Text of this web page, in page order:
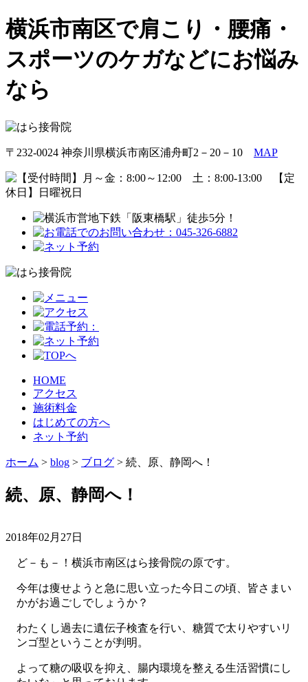
横浜市南区で肩こり・腰痛・
スポーツのケガなどにお悩み
なら
〒232-0024 神奈川県横浜市南区浦舟町2－20－10 MAP
HOME
アクセス
施術料金
はじめての方へ
ネット予約
ホーム > blog > ブログ > 続、原、静岡へ！
続、原、静岡へ！
2018年02月27日
ど－も－！横浜市南区はら接骨院の原です。
今年は痩せようと急に思い立った今日この頃、皆さまい
かがお過ごしでしょうか？
わたくし過去に遺伝子検査を行い、糖質で太りやすいリ
ンゴ型ということが判明。
よって糖の吸収を抑え、腸内環境を整える生活習慣にし